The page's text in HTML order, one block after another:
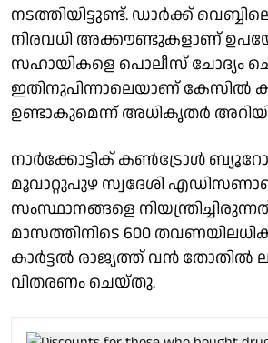
നടത്തിയിട്ടുണ്ട്. ഡാർക്ക്
നിരവധി അക്കൗണ്ടുകളാണ്
സഹായികളെ പൊലീസ് ചോദ്യം
ഇതിനുപിന്നാലെയാണ് കേസിൽ
ഉണ്ടാകുമെന്ന് അധികൃതർ
നാര്‍ക്കോട്ടിക് കണ്‍ട്രോള്‍ ബ്യൂറോ
മൂവാറ്റുപുഴ സ്വദേശി
സംസ്ഥാനങ്ങളെ
മാസത്തിനിടെ 600
കാർട്ടൽ രാജ്യത്ത് വൻ തോതിൽ
വിതരണം ചെയ്തു.